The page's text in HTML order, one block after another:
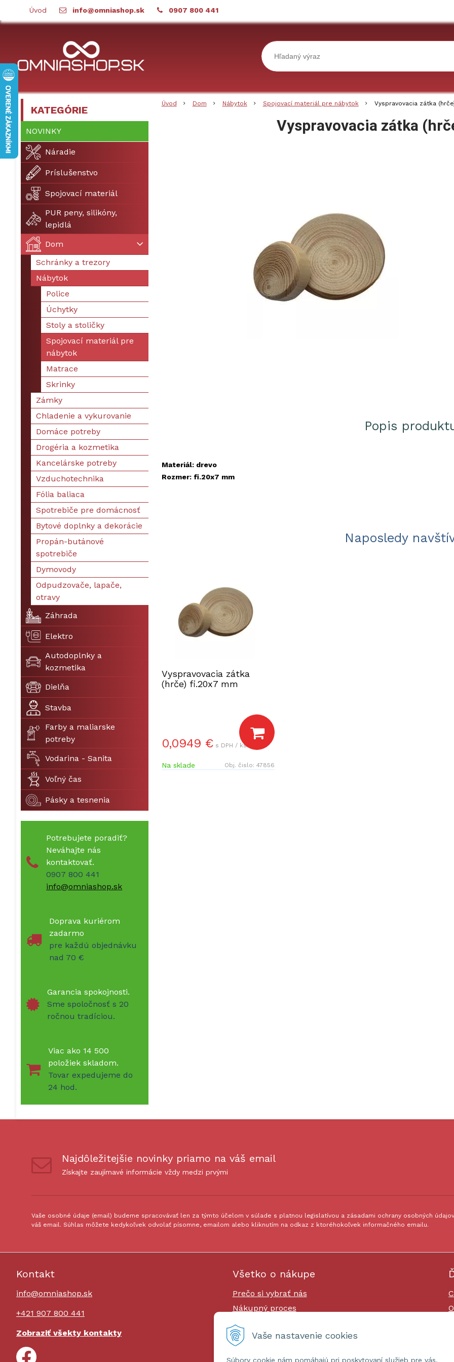
Vaše nastavenie cookies
Súbory cookie nám pomáhajú pri poskytovaní služieb pre vás.
Úvod info@omniashop.sk 0907 800 441
Úvod Dom Nábytok Spojovací materiál pre nábytok Vyspravovacia zátka
Vyspravovacia zátka
Popis
Materiál: drevo
Rozmer: fi.20x7 mm
Naposledy
Vyspravovacia zátka
(hrče) fi.20x7 mm
0,0949 € s DPH / ks
Na sklade Obj. čislo:47856
KATEGÓRIE
NOVINKY
Náradie
Príslušenstvo
Spojovací materiál
PUR peny, silikóny,
lepidlá
Dom
Schránky a trezory
Nábytok
Police
Úchytky
Stoly a stoličky
Spojovací materiál pre
nábytok
Matrace
Skrinky
Zámky
Chladenie a vykurovanie
Domáce potreby
Drogéria a kozmetika
Kancelárske potreby
Vzduchotechnika
Fólia baliaca
Spotrebiče pre domácnosť
Bytové doplnky a dekorácie
Propán-butánové
spotrebiče
Dymovody
Odpudzovače, lapače,
otravy
Záhrada
Elektro
Autodoplnky a
kozmetika
Dielňa
Stavba
Farby a maliarske
potreby
Vodarina - Sanita
Voľný čas
Pásky a tesnenia
Potrebujete poradiť?
Neváhajte nás
kontaktovať.
0907 800 441
info@omniashop.sk
Doprava kuriérom
zadarmo
pre každú objednávku
nad 70 €
Garancia spokojnosti.
Sme spoločnosť s 20
ročnou tradíciou.
Viac ako 14 500
položiek skladom.
Tovar expedujeme do
24 hod.
Najdôležitejšie novinky priamo na váš email
Získajte zaujímavé informácie vždy medzi prvými
Vaše osobné údaje (email) budeme spracovávať len za týmto účelom v súlade s platnou legislatívou a zásadami ochrany osobných
váš email. Súhlas môžete kedykoľvek odvolať písomne, emailom alebo kliknutím na odkaz z ktoréhokoľvek informačného emailu.
Kontakt
info@omniashop.sk
+421 907 800 441
Zobraziť všekty kontakty
Všetko o nákupe
Prečo si vybrať nás
Nákupný proces
Platby a doprava
Reklamačný poriadok